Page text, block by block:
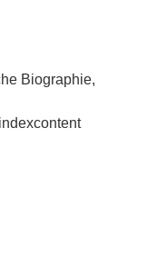
Biographie,